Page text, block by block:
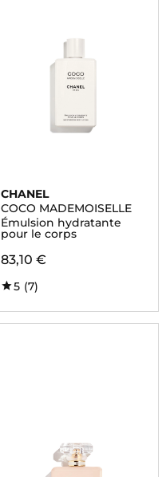
CHANEL
COCO MADEMOISELLE
Émulsion hydratante
pour le corps
83,10 €
5 (7)